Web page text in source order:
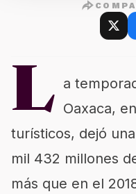
L a
Oaxaca,
turísticos, dejó
mil 432 millones
más que en el